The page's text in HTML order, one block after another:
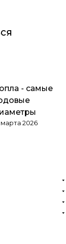
Обзоры товаров
- самые
марта 2026